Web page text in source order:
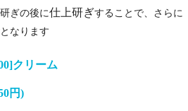
ぎの後に仕上研ぎすることで、さらに
なります
クリーム
円)